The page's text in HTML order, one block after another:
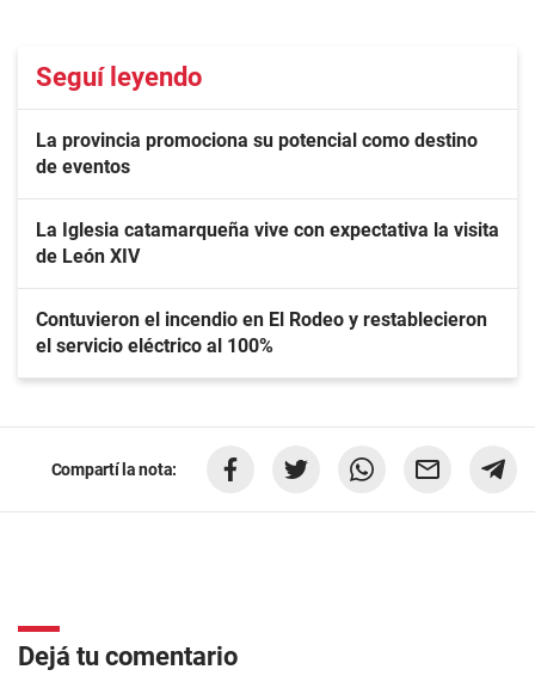
Seguí leyendo
La provincia promociona su potencial como destino
de eventos
La Iglesia catamarqueña vive con expectativa la visita
de León XIV
Contuvieron el incendio en El Rodeo y restablecieron
el servicio eléctrico al 100%
Compartí la nota:
Dejá tu comentario